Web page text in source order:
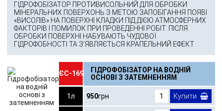
ГІДРОФОБІЗАТОР ПРОТИВИСОЛЬНИЙ ДЛЯ ОБРОБКИ
МІНЕРАЛЬНИХ ПОВЕРХОНЬ З МЕТОЮ ЗАПОБІГАННЯ ПОЯВІ
«ВИСОЛІВ» НА ПОВЕРХНІ КЛАДКИ ПІД ДІЄЮ АТМОСФЕРНИХ
ФАКТОРІВ І ПОМИЛОК ПРИ ПРОВЕДЕННІ РОБІТ. ПІСЛЯ
ОБРОБКИ ПОВЕРХНІ НАБУВАЮТЬ ЧУДОВОЇ
ГІДРОФОБНОСТІ ТА З’ЯВЛЯЄТЬСЯ КРАПЕЛЬНИЙ ЕФЕКТ
ЄС-169
ГІДРОФОБІЗАТОР НА ВОДНІЙ
ОСНОВІ З ЗАТЕМНЕННЯМ
1л 950грн Купити